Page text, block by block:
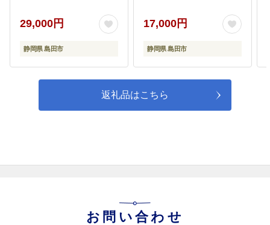
パー 保湿 保湿ティッシ
ュ 日用品 消耗品 静岡
静岡県 島田市
29,000円
静岡県 島田市
静岡県 島田市
17,000円
静岡県 島田市
返礼品はこちら
お問い合わせ